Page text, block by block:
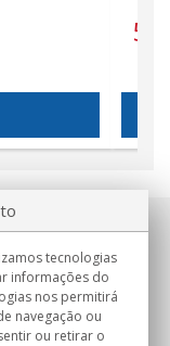
tecnologias
informações do
nos permitirá
navegação ou
ou retirar o